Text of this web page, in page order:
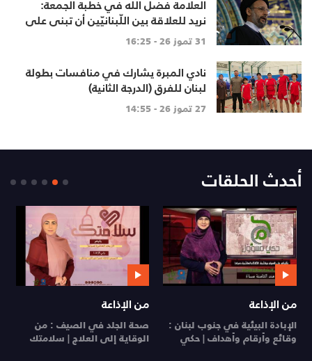
العلامة فضل الله في خطبة الجمعة:
نريد للعلاقة بين اللّبنانيّين أن تبنى على
الاحترام المتبادل، والانتماء الوطنيّ
الجامع
31 تموز 26 - 16:25
نادي المبرة يشارك في منافسات بطولة
لبنان للفرق (الدرجة الثانية)
27 تموز 26 - 14:55
أحدث الحلقات
من الإذاعة
الإبادة البيئية في جنوب لبنان :
وقائع وأرقام وأهداف | حكي
مسؤول
من الإذاعة
صحة الجلد في الصيف : من
الوقاية إلى العلاج | سلامتك